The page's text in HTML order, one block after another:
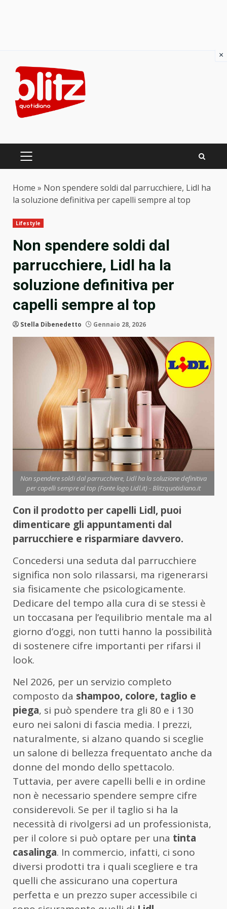
content
PRIMARY
Home » Non spendere soldi dal parrucchiere, Lidl ha
la soluzione definitiva per capelli sempre al top
Lifestyle
Non spendere soldi dal
parrucchiere, Lidl ha la
soluzione definitiva per
capelli sempre al top
Stella Dibenedetto Gennaio 28, 2026
Non spendere soldi dal parrucchiere, Lidl ha la soluzione definitiva
per capelli sempre al top (Fonte logo Lidl.it) - Blitzquotidiano.it
Con il prodotto per capelli Lidl, puoi
dimenticare gli appuntamenti dal
parrucchiere e risparmiare davvero.
Concedersi una seduta dal parrucchiere
significa non solo rilassarsi, ma rigenerarsi
sia fisicamente che psicologicamente.
Dedicare del tempo alla cura di se stessi è
un toccasana per l’equilibrio mentale ma al
giorno d’oggi, non tutti hanno la possibilità
di sostenere cifre importanti per rifarsi il
look.
Nel 2026, per un servizio completo
composto da shampoo, colore, taglio e
piega, si può spendere tra gli 80 e i 130
euro nei saloni di fascia media. I prezzi,
naturalmente, si alzano quando si sceglie
un salone di bellezza frequentato anche da
donne del mondo dello spettacolo.
Tuttavia, per avere capelli belli e in ordine
non è necessario spendere sempre cifre
considerevoli. Se per il taglio si ha la
necessità di rivolgersi ad un professionista,
per il colore si può optare per una tinta
casalinga. In commercio, infatti, ci sono
diversi prodotti tra i quali scegliere e tra
quelli che assicurano una copertura
perfetta e un prezzo super accessibile ci
×